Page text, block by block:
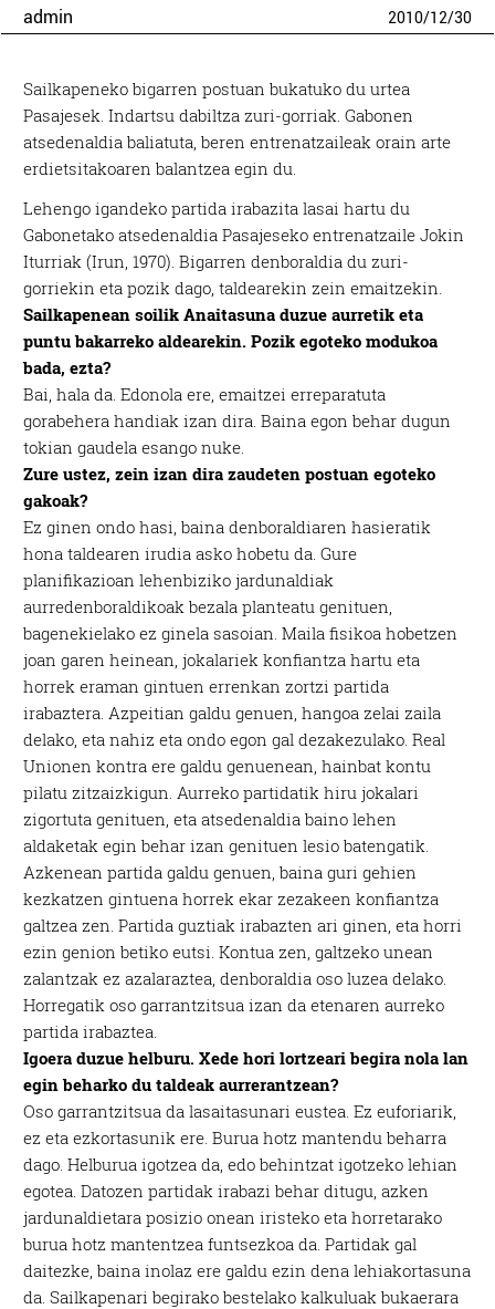
admin 2010/12/30
Sailkapeneko bigarren postuan bukatuko du urtea
Pasajesek. Indartsu dabiltza zuri-gorriak. Gabonen
atsedenaldia baliatuta, beren entrenatzaileak orain arte
erdietsitakoaren balantzea egin du.
Lehengo igandeko partida irabazita lasai hartu du
Gabonetako atsedenaldia Pasajeseko entrenatzaile Jokin
Iturriak (Irun, 1970). Bigarren denboraldia du zuri-
gorriekin eta pozik dago, taldearekin zein emaitzekin.
Sailkapenean soilik Anaitasuna duzue aurretik eta
puntu bakarreko aldearekin. Pozik egoteko modukoa
bada, ezta?
Bai, hala da. Edonola ere, emaitzei erreparatuta
gorabehera handiak izan dira. Baina egon behar dugun
tokian gaudela esango nuke.
Zure ustez, zein izan dira zaudeten postuan egoteko
gakoak?
Ez ginen ondo hasi, baina denboraldiaren hasieratik
hona taldearen irudia asko hobetu da. Gure
planifikazioan lehenbiziko jardunaldiak
aurredenboraldikoak bezala planteatu genituen,
bagenekielako ez ginela sasoian. Maila fisikoa hobetzen
joan garen heinean, jokalariek konfiantza hartu eta
horrek eraman gintuen errenkan zortzi partida
irabaztera. Azpeitian galdu genuen, hangoa zelai zaila
delako, eta nahiz eta ondo egon gal dezakezulako. Real
Unionen kontra ere galdu genuenean, hainbat kontu
pilatu zitzaizkigun. Aurreko partidatik hiru jokalari
zigortuta genituen, eta atsedenaldia baino lehen
aldaketak egin behar izan genituen lesio batengatik.
Azkenean partida galdu genuen, baina guri gehien
kezkatzen gintuena horrek ekar zezakeen konfiantza
galtzea zen. Partida guztiak irabazten ari ginen, eta horri
ezin genion betiko eutsi. Kontua zen, galtzeko unean
zalantzak ez azalaraztea, denboraldia oso luzea delako.
Horregatik oso garrantzitsua izan da etenaren aurreko
partida irabaztea.
Igoera duzue helburu. Xede hori lortzeari begira nola lan
egin beharko du taldeak aurrerantzean?
Oso garrantzitsua da lasaitasunari eustea. Ez euforiarik,
ez eta ezkortasunik ere. Burua hotz mantendu beharra
dago. Helburua igotzea da, edo behintzat igotzeko lehian
egotea. Datozen partidak irabazi behar ditugu, azken
jardunaldietara posizio onean iristeko eta horretarako
burua hotz mantentzea funtsezkoa da. Partidak gal
daitezke, baina inolaz ere galdu ezin dena lehiakortasuna
da. Sailkapenari begirako bestelako kalkuluak bukaerara